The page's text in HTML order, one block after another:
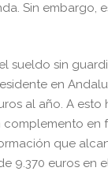
Sin embargo,
el sueldo sin
en
al año. A esto
complemento en
que
9.370 euros en